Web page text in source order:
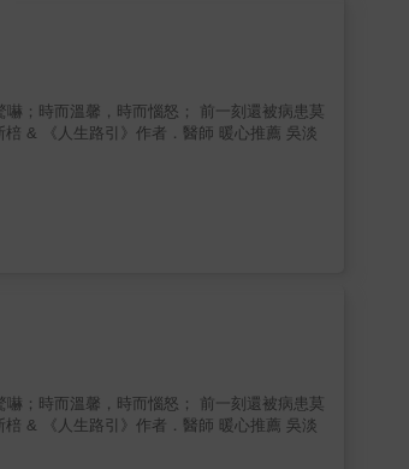
；時而溫馨，時而惱怒； 前一刻還被病患莫
；時而溫馨，時而惱怒； 前一刻還被病患莫